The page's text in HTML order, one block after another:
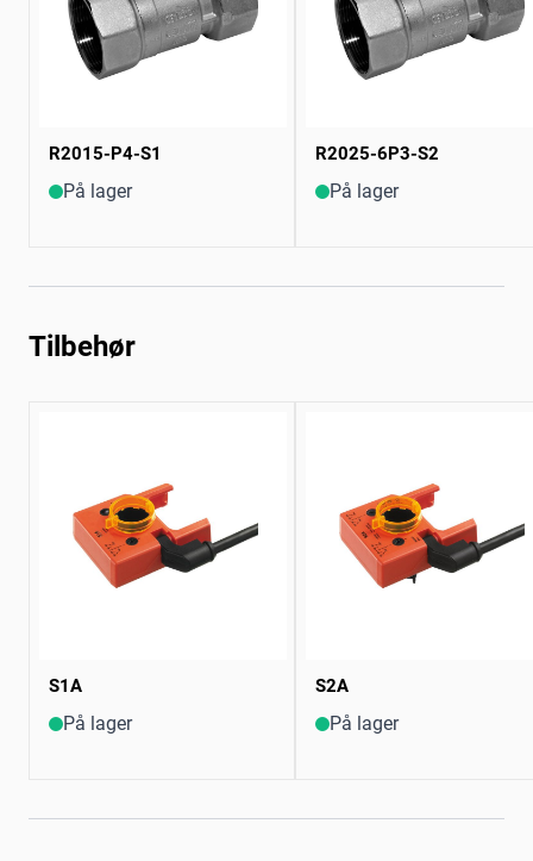
R2015-P4-S1
På lager
R2025-6P3-S2
På lager
Tilbehør
S1A
På lager
S2A
På lager